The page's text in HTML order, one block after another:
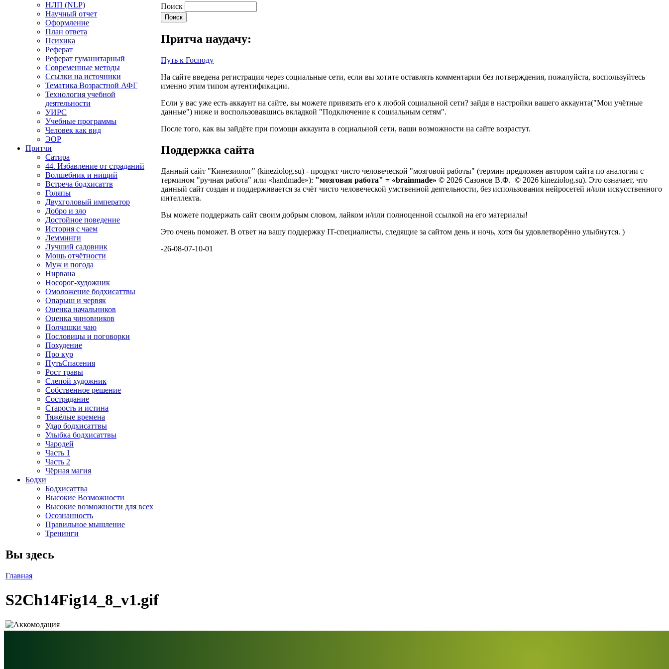
НЛП (NLP)
Научный отчет
Оформление
План ответа
Психика
Реферат
Реферат гуманитарный
Современные методы
Ссылки на источники
Тематика Возрастной АФГ
Технология учебной
деятельности
УИРС
Учебные программы
Человек как вид
ЭОР
Притчи
Сатира
44. Избавление от страданий
Волшебник и нищий
Встреча бодхисаттв
Голяпы
Двухголовый император
Добро и зло
Достойное поведение
История с чаем
Лемминги
Лучший садовник
Мощь отчётности
Муж и погода
Нирвана
Носорог-художник
Омоложение бодхисаттвы
Опарыш и червяк
Оценка начальников
Оценка чиновников
Полчашки чаю
Пословицы и поговорки
Похудение
Про кур
ПутьСпасения
Рост травы
Слепой художник
Собственное решение
Сострадание
Старость и истина
Тяжёлые времена
Удар бодхисаттвы
Улыбка бодхисаттвы
Чародей
Часть 1
Часть 2
Чёрная магия
Бодхи
Бодхисаттва
Высокие Возможности
Высокие возможности для всех
Осознанность
Правильное мышление
Тренинги
Вы здесь
Главная
S2Ch14Fig14_8_v1.gif
Поиск
Притча наудачу:
Путь к Господу
На сайте введена регистрация через социальные сети, если вы хотите оставлять комментарии без потверждения, пожалуйста, воспользуйтесь
именно этим типом аутентификации.
Если у вас уже есть аккаунт на сайте, вы можете привязать его к любой социальной сети? зайдя в настройки вашего аккаунта("Мои учётные
данные") ниже и воспользовавшись вкладкой "Подключение к социальным сетям".
После того, как вы зайдёте при помощи аккаунта в социальной сети, ваши возможности на сайте возрастут.
Поддержка сайта
Данный сайт "Кинезиолог" (kineziolog.su) - продукт чисто человеческой "мозговой работы" (термин предложен автором сайта по аналогии с
термином "ручная работа" или «handmade»): "мозговая работа" = «brainmade» © 2026 Сазонов В.Ф. © 2026 kineziolog.su). Это означает, что
данный сайт создан и поддерживается за счёт чисто человеческой умственной деятельности, без использования нейросетей и/или искусственного
интеллекта.
Вы можете поддержать сайт своим добрым словом, лайком и/или полноценной ссылкой на его материалы!
Это очень поможет. В ответ на вашу поддержку IT-специалисты, следящие за сайтом день и ночь, хотя бы удовлетворённо улыбнутся. )
-26-08-07-10-01